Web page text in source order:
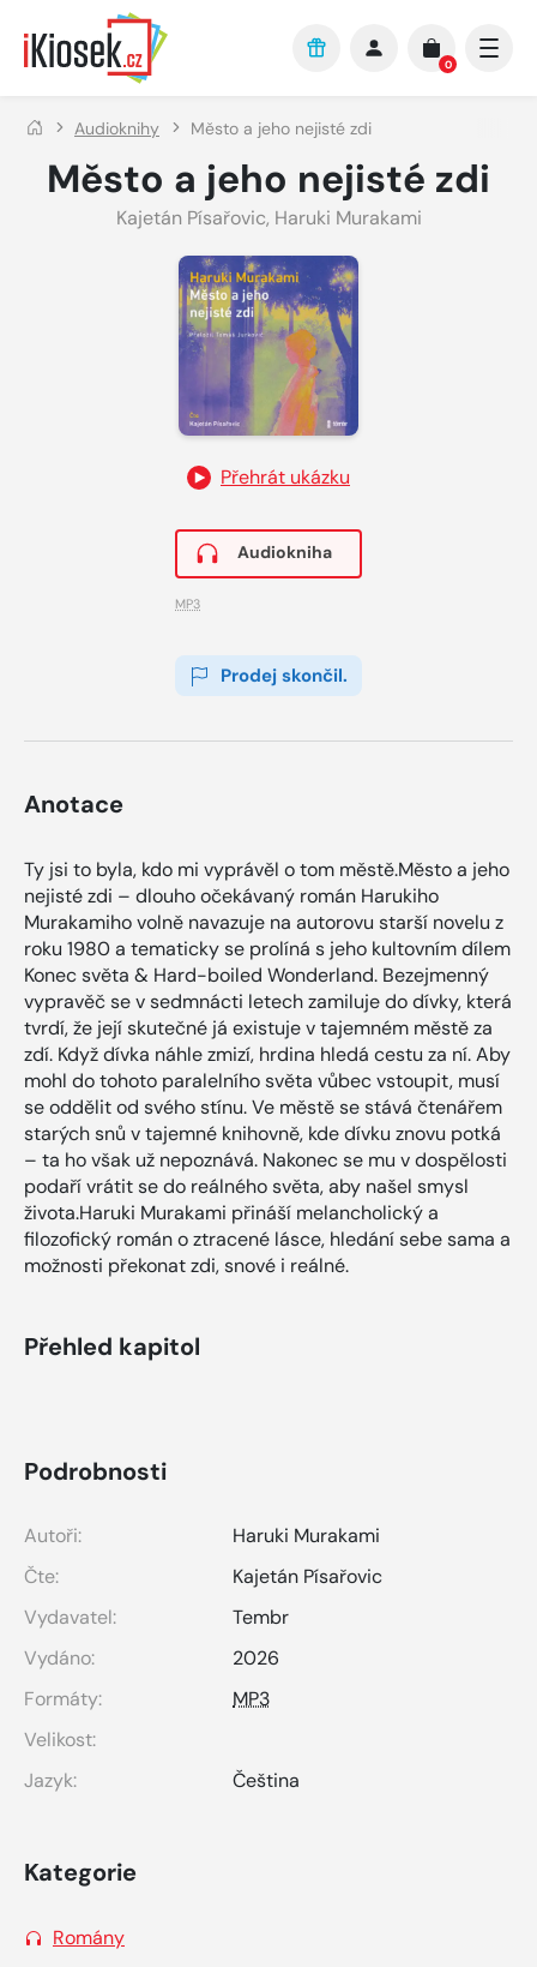
Přejít na hlavní obsah
0
Audioknihy Město a jeho nejisté zdi
Město a jeho nejisté zdi
Kajetán Písařovic, Haruki Murakami
Přehrát ukázku
Audiokniha
MP3
Prodej skončil.
Anotace
Ty jsi to byla, kdo mi vyprávěl o tom městě.Město a jeho
nejisté zdi – dlouho očekávaný román Harukiho
Murakamiho volně navazuje na autorovu starší novelu z
roku 1980 a tematicky se prolíná s jeho kultovním dílem
Konec světa & Hard-boiled Wonderland. Bezejmenný
vypravěč se v sedmnácti letech zamiluje do dívky, která
tvrdí, že její skutečné já existuje v tajemném městě za
zdí. Když dívka náhle zmizí, hrdina hledá cestu za ní. Aby
mohl do tohoto paralelního světa vůbec vstoupit, musí
se oddělit od svého stínu. Ve městě se stává čtenářem
starých snů v tajemné knihovně, kde dívku znovu potká
– ta ho však už nepoznává. Nakonec se mu v dospělosti
podaří vrátit se do reálného světa, aby našel smysl
života.Haruki Murakami přináší melancholický a
filozofický román o ztracené lásce, hledání sebe sama a
možnosti překonat zdi, snové i reálné.
Přehled kapitol
Podrobnosti
Autoři:
Haruki Murakami
Čte:
Kajetán Písařovic
Vydavatel:
Tembr
Vydáno:
2026
Formáty:
MP3
Velikost:
Jazyk:
Čeština
Kategorie
Romány